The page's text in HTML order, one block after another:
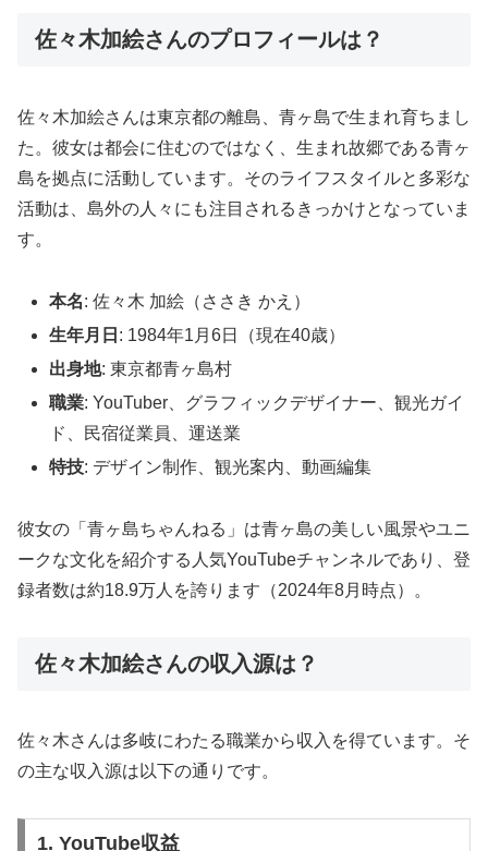
佐々木加絵さんのプロフィールは？
佐々木加絵さんは東京都の離島、青ヶ島で生まれ育ちまし
た。彼女は都会に住むのではなく、生まれ故郷である青ヶ
島を拠点に活動しています。そのライフスタイルと多彩な
活動は、島外の人々にも注目されるきっかけとなっていま
す。
本名: 佐々木 加絵（ささき かえ）
生年月日 : 1984年1月6日（現在40歳）
出身地: 東京都青ヶ島村
職業: YouTuber、グラフィックデザイナー、観光ガイ
ド、民宿従業員、運送業
特技: デザイン制作、観光案内、動画編集
彼女の「青ヶ島ちゃんねる」は青ヶ島の美しい風景やユニ
ークな文化を紹介する人気YouTubeチャンネルであり、登
録者数は約18.9万人を誇ります（2024年8月時点）。
佐々木加絵さんの収入源は？
佐々木さんは多岐にわたる職業から収入を得ています。そ
の主な収入源は以下の通りです。
1. YouTube収益